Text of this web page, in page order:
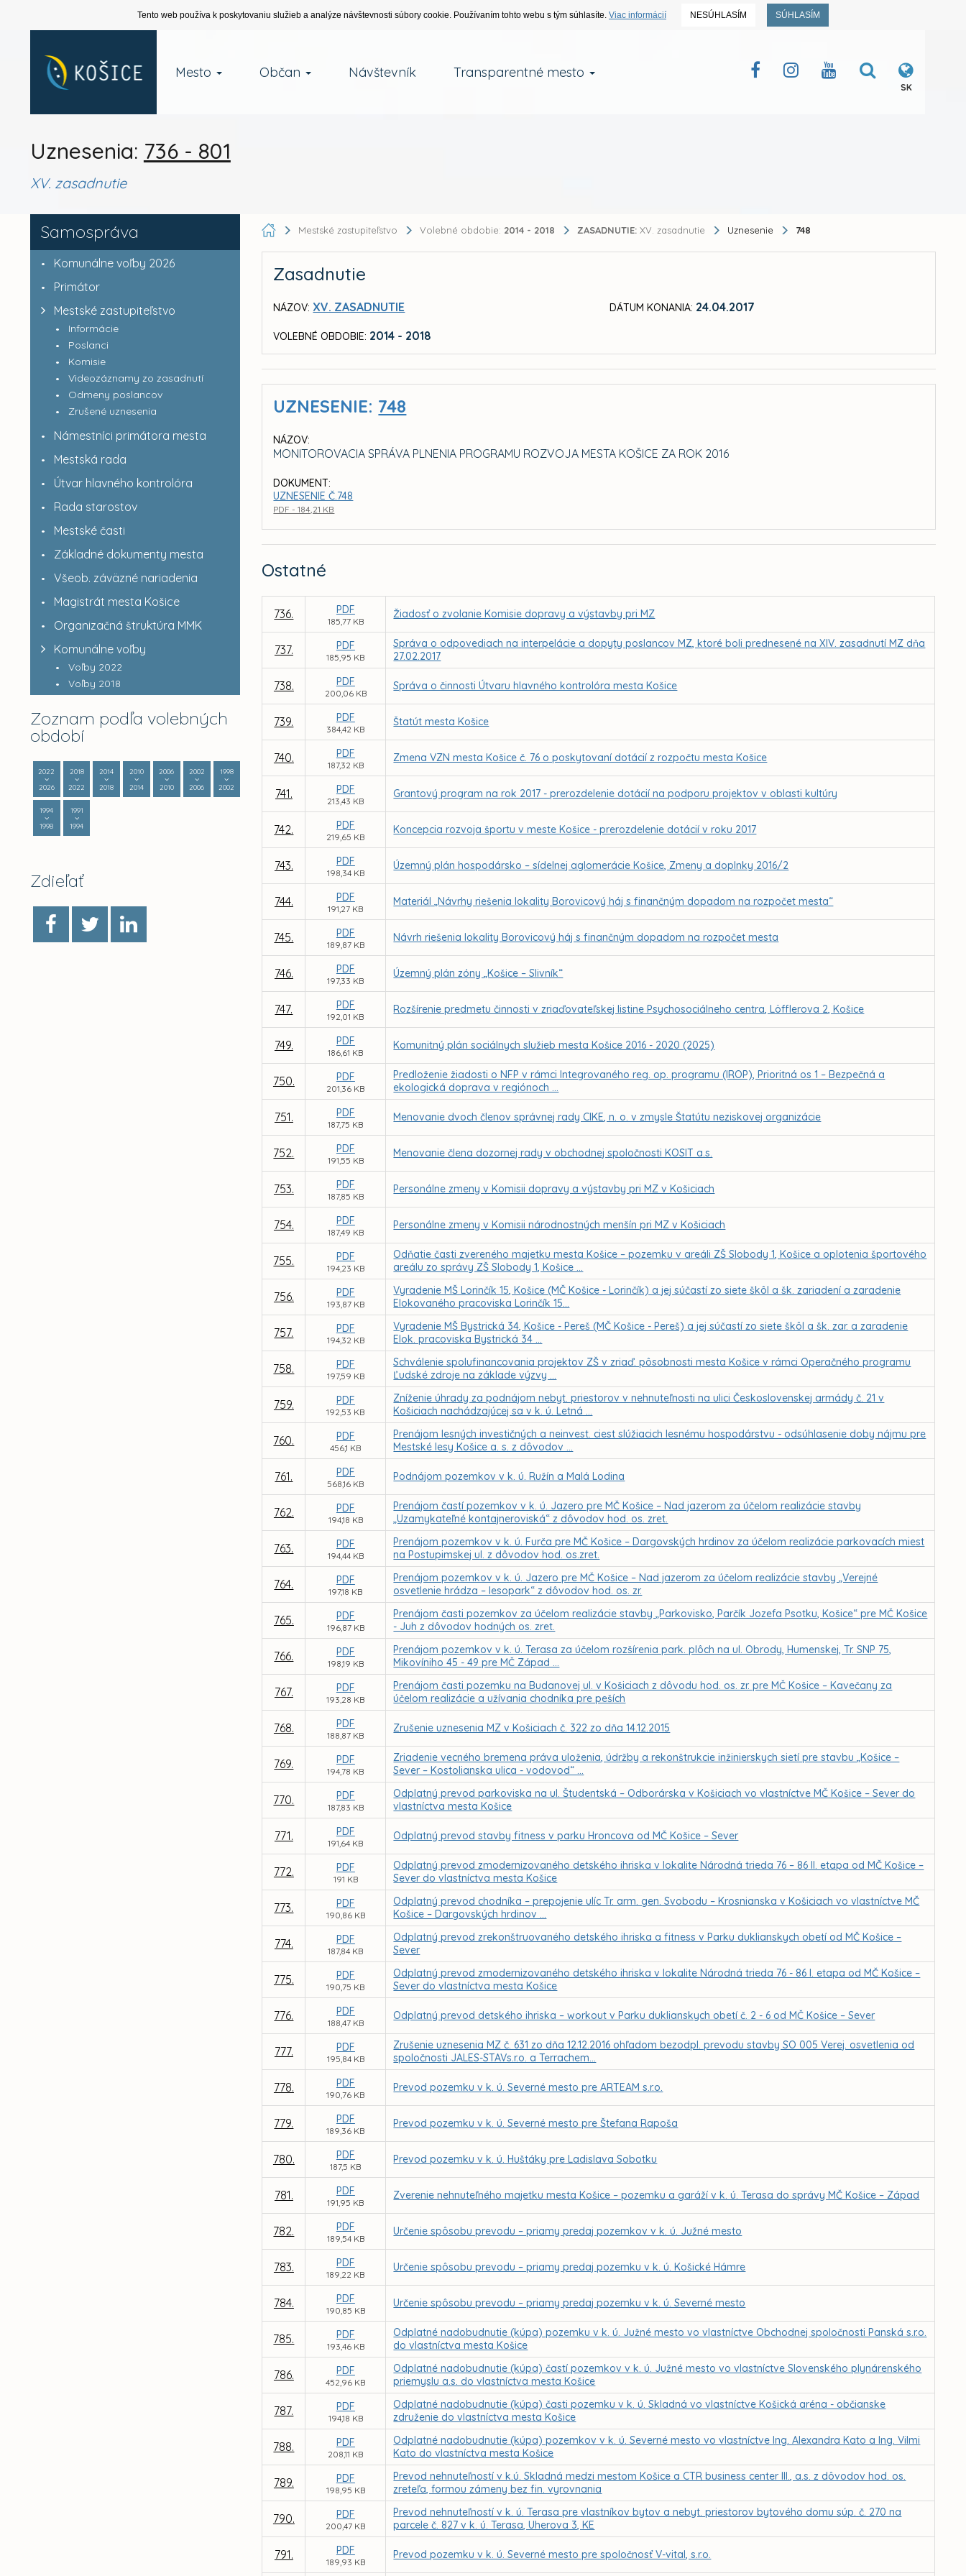
Tento web používa k poskytovaniu služieb a analýze návštevnosti súbory cookie. Používaním tohto webu s tým súhlasíte. Viac informácií NESÚHLASÍM SÚHLASÍM
Mesto Občan Návštevník Transparentné mesto
SK
Uznesenia: 736 - 801
XV. zasadnutie
Samospráva
Komunálne voľby 2026
Primátor
Mestské zastupiteľstvo
Informácie
Poslanci
Komisie
Videozáznamy zo zasadnutí
Odmeny poslancov
Zrušené uznesenia
Námestníci primátora mesta
Mestská rada
Útvar hlavného kontrolóra
Rada starostov
Mestské časti
Základné dokumenty mesta
Všeob. záväzné nariadenia
Magistrát mesta Košice
Organizačná štruktúra MMK
Komunálne voľby
Voľby 2022
Voľby 2018
Zoznam podľa volebných
období
2022
2026
2018
2022
2014
2018
2010
2014
2006
2010
2002
2006
1998
2002
1994
1998
1991
1994
Zdieľať
Mestské zastupiteľstvo Volebné obdobie: 2014 - 2018 ZASADNUTIE: XV. zasadnutie Uznesenie 748
Zasadnutie
NÁZOV: XV. ZASADNUTIE
VOLEBNÉ OBDOBIE: 2014 - 2018
DÁTUM KONANIA: 24.04.2017
UZNESENIE: 748
NÁZOV:
MONITOROVACIA SPRÁVA PLNENIA PROGRAMU ROZVOJA MESTA KOŠICE ZA ROK 2016
DOKUMENT:
UZNESENIE Č.748
PDF - 184,21 KB
Ostatné
736. PDF
185,77 KB
Žiadosť o zvolanie Komisie dopravy a výstavby pri MZ
737. PDF
185,95 KB
Správa o odpovediach na interpelácie a dopyty poslancov MZ, ktoré boli prednesené na XIV. zasadnutí MZ dňa
27.02.2017
738. PDF
200,06 KB
Správa o činnosti Útvaru hlavného kontrolóra mesta Košice
739. PDF
384,42 KB
Štatút mesta Košice
740. PDF
187,32 KB
Zmena VZN mesta Košice č. 76 o poskytovaní dotácií z rozpočtu mesta Košice
741. PDF
213,43 KB
Grantový program na rok 2017 - prerozdelenie dotácií na podporu projektov v oblasti kultúry
742. PDF
219,65 KB
Koncepcia rozvoja športu v meste Košice - prerozdelenie dotácií v roku 2017
743. PDF
198,34 KB
Územný plán hospodársko – sídelnej aglomerácie Košice, Zmeny a doplnky 2016/2
744. PDF
191,27 KB
Materiál „Návrhy riešenia lokality Borovicový háj s finančným dopadom na rozpočet mesta“
745. PDF
189,87 KB
Návrh riešenia lokality Borovicový háj s finančným dopadom na rozpočet mesta
746. PDF
197,33 KB
Územný plán zóny „Košice – Slivník“
747. PDF
192,01 KB
Rozšírenie predmetu činnosti v zriaďovateľskej listine Psychosociálneho centra, Löfflerova 2, Košice
749. PDF
186,61 KB
Komunitný plán sociálnych služieb mesta Košice 2016 - 2020 (2025)
750. PDF
201,36 KB
Predloženie žiadosti o NFP v rámci Integrovaného reg. op. programu (IROP), Prioritná os 1 – Bezpečná a
ekologická doprava v regiónoch ...
751. PDF
187,75 KB
Menovanie dvoch členov správnej rady CIKE, n. o. v zmysle Štatútu neziskovej organizácie
752. PDF
191,55 KB
Menovanie člena dozornej rady v obchodnej spoločnosti KOSIT a.s.
753. PDF
187,85 KB
Personálne zmeny v Komisii dopravy a výstavby pri MZ v Košiciach
754. PDF
187,49 KB
Personálne zmeny v Komisii národnostných menšín pri MZ v Košiciach
755. PDF
194,23 KB
Odňatie časti zvereného majetku mesta Košice – pozemku v areáli ZŠ Slobody 1, Košice a oplotenia športového
areálu zo správy ZŠ Slobody 1, Košice ...
756. PDF
193,87 KB
Vyradenie MŠ Lorinčík 15, Košice (MČ Košice - Lorinčík) a jej súčastí zo siete škôl a šk. zariadení a zaradenie
Elokovaného pracoviska Lorinčík 15...
757. PDF
194,32 KB
Vyradenie MŠ Bystrická 34, Košice - Pereš (MČ Košice - Pereš) a jej súčastí zo siete škôl a šk. zar. a zaradenie
Elok. pracoviska Bystrická 34 ...
758. PDF
197,59 KB
Schválenie spolufinancovania projektov ZŠ v zriaď. pôsobnosti mesta Košice v rámci Operačného programu
Ľudské zdroje na základe výzvy ...
759. PDF
192,53 KB
Zníženie úhrady za podnájom nebyt. priestorov v nehnuteľnosti na ulici Československej armády č. 21 v
Košiciach nachádzajúcej sa v k. ú. Letná ...
760. PDF
456,1 KB
Prenájom lesných investičných a neinvest. ciest slúžiacich lesnému hospodárstvu - odsúhlasenie doby nájmu pre
Mestské lesy Košice a. s. z dôvodov ...
761. PDF
568,16 KB
Podnájom pozemkov v k. ú. Ružín a Malá Lodina
762. PDF
194,18 KB
Prenájom častí pozemkov v k. ú. Jazero pre MČ Košice – Nad jazerom za účelom realizácie stavby
„Uzamykateľné kontajneroviská“ z dôvodov hod. os. zret.
763. PDF
194,44 KB
Prenájom pozemkov v k. ú. Furča pre MČ Košice – Dargovských hrdinov za účelom realizácie parkovacích miest
na Postupimskej ul. z dôvodov hod. os.zret.
764. PDF
197,18 KB
Prenájom pozemkov v k. ú. Jazero pre MČ Košice – Nad jazerom za účelom realizácie stavby „Verejné
osvetlenie hrádza – lesopark“ z dôvodov hod. os. zr.
765. PDF
196,87 KB
Prenájom časti pozemkov za účelom realizácie stavby „Parkovisko, Parčík Jozefa Psotku, Košice“ pre MČ Košice
- Juh z dôvodov hodných os. zret.
766. PDF
198,19 KB
Prenájom pozemkov v k. ú. Terasa za účelom rozšírenia park. plôch na ul. Obrody, Humenskej, Tr. SNP 75,
Mikovíniho 45 - 49 pre MČ Západ ...
767. PDF
193,28 KB
Prenájom časti pozemku na Budanovej ul. v Košiciach z dôvodu hod. os. zr. pre MČ Košice – Kavečany za
účelom realizácie a užívania chodníka pre peších
768. PDF
188,87 KB
Zrušenie uznesenia MZ v Košiciach č. 322 zo dňa 14.12.2015
769. PDF
194,78 KB
Zriadenie vecného bremena práva uloženia, údržby a rekonštrukcie inžinierskych sietí pre stavbu „Košice –
Sever – Kostolianska ulica - vodovod“ ...
770. PDF
187,83 KB
Odplatný prevod parkoviska na ul. Študentská – Odborárska v Košiciach vo vlastníctve MČ Košice – Sever do
vlastníctva mesta Košice
771. PDF
191,64 KB
Odplatný prevod stavby fitness v parku Hroncova od MČ Košice – Sever
772. PDF
191 KB
Odplatný prevod zmodernizovaného detského ihriska v lokalite Národná trieda 76 – 86 II. etapa od MČ Košice –
Sever do vlastníctva mesta Košice
773. PDF
190,86 KB
Odplatný prevod chodníka – prepojenie ulíc Tr. arm. gen. Svobodu – Krosnianska v Košiciach vo vlastníctve MČ
Košice – Dargovských hrdinov ...
774. PDF
187,84 KB
Odplatný prevod zrekonštruovaného detského ihriska a fitness v Parku duklianskych obetí od MČ Košice –
Sever
775. PDF
190,75 KB
Odplatný prevod zmodernizovaného detského ihriska v lokalite Národná trieda 76 - 86 I. etapa od MČ Košice –
Sever do vlastníctva mesta Košice
776. PDF
188,47 KB
Odplatný prevod detského ihriska – workout v Parku duklianskych obetí č. 2 - 6 od MČ Košice – Sever
777. PDF
195,84 KB
Zrušenie uznesenia MZ č. 631 zo dňa 12.12.2016 ohľadom bezodpl. prevodu stavby SO 005 Verej. osvetlenia od
spoločnosti JALES-STAVs.r.o. a Terrachem...
778. PDF
190,76 KB
Prevod pozemku v k. ú. Severné mesto pre ARTEAM s.r.o.
779. PDF
189,36 KB
Prevod pozemku v k. ú. Severné mesto pre Štefana Rapoša
780. PDF
187,5 KB
Prevod pozemku v k. ú. Huštáky pre Ladislava Sobotku
781. PDF
191,95 KB
Zverenie nehnuteľného majetku mesta Košice – pozemku a garáží v k. ú. Terasa do správy MČ Košice – Západ
782. PDF
189,54 KB
Určenie spôsobu prevodu – priamy predaj pozemkov v k. ú. Južné mesto
783. PDF
189,22 KB
Určenie spôsobu prevodu – priamy predaj pozemku v k. ú. Košické Hámre
784. PDF
190,85 KB
Určenie spôsobu prevodu – priamy predaj pozemku v k. ú. Severné mesto
785. PDF
193,46 KB
Odplatné nadobudnutie (kúpa) pozemku v k. ú. Južné mesto vo vlastníctve Obchodnej spoločnosti Panská s.r.o.
do vlastníctva mesta Košice
786. PDF
452,96 KB
Odplatné nadobudnutie (kúpa) častí pozemkov v k. ú. Južné mesto vo vlastníctve Slovenského plynárenského
priemyslu a.s. do vlastníctva mesta Košice
787. PDF
194,18 KB
Odplatné nadobudnutie (kúpa) časti pozemku v k. ú. Skladná vo vlastníctve Košická aréna - občianske
združenie do vlastníctva mesta Košice
788. PDF
208,11 KB
Odplatné nadobudnutie (kúpa) pozemkov v k. ú. Severné mesto vo vlastníctve Ing. Alexandra Kato a Ing. Vilmi
Kato do vlastníctva mesta Košice
789. PDF
198,95 KB
Prevod nehnuteľností v k.ú. Skladná medzi mestom Košice a CTR business center III., a.s. z dôvodov hod. os.
zreteľa, formou zámeny bez fin. vyrovnania
790. PDF
200,47 KB
Prevod nehnuteľností v k. ú. Terasa pre vlastníkov bytov a nebyt. priestorov bytového domu súp. č. 270 na
parcele č. 827 v k. ú. Terasa, Uherova 3, KE
791. PDF
189,93 KB
Prevod pozemku v k. ú. Severné mesto pre spoločnosť V-vital, s.r.o.